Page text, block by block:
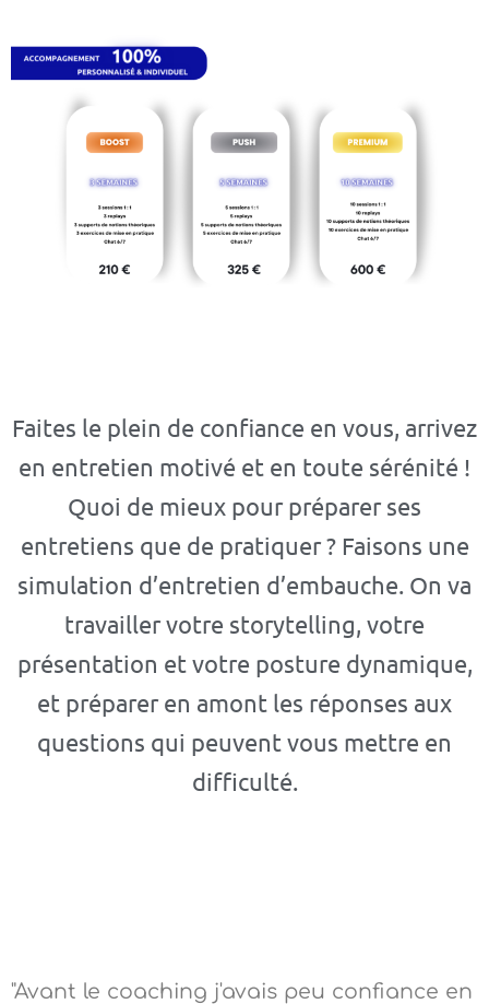
Faites le plein de confiance en vous, arrivez
en entretien motivé et en toute sérénité !
Quoi de mieux pour préparer ses
entretiens que de pratiquer ? Faisons une
simulation d’entretien d’embauche. On va
travailler votre storytelling, votre
présentation et votre posture dynamique,
et préparer en amont les réponses aux
questions qui peuvent vous mettre en
difficulté.
"Avant le coaching j'avais peu confiance en